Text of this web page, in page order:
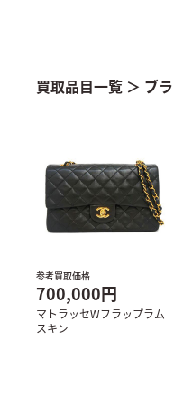
買取品目一覧 ＞ ブ
参考買取価格
700,000円
マトラッセWフラップラム
スキン